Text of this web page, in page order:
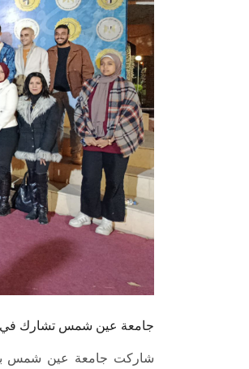
جامعة عين شمس تشارك في
شاركت جامعة عين شمس